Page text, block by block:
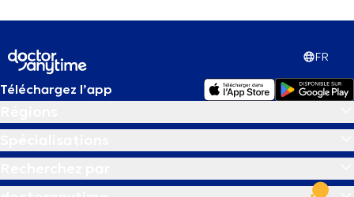
FR
Téléchargez l’app